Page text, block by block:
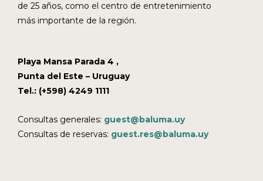
de 25 años, como el centro de entretenimiento
más importante de la región.
Playa Mansa Parada 4 ,
Punta del Este – Uruguay
Tel.: (+598) 4249 1111
Consultas generales: guest@baluma.uy
Consultas de reservas: guest.res@baluma.uy